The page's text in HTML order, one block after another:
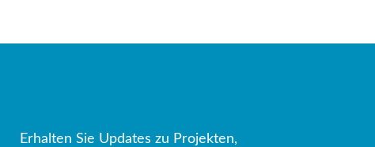
Erhalten Sie Updates zu Projekten,